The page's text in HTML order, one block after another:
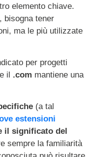
elemento chiave.
bisogna tener
ma le più utilizzate
per progetti
il .com mantiene una
(a tal
estensioni
il significato del
sempre la familiarità